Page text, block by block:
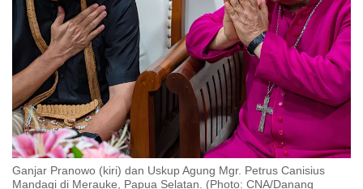
Ganjar Pranowo (kiri) dan Uskup Agung Mgr. Petrus Canisius
Mandagi di Merauke, Papua Selatan. (Photo: CNA/Danang